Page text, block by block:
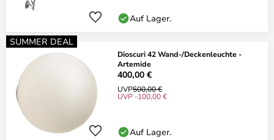
Auf Lager.
SUMMER DEAL
Dioscuri 42 Wand-/Deckenleuchte -
Artemide
400,00 €
UVP500,00 €
UVP -100,00 €
Auf Lager.